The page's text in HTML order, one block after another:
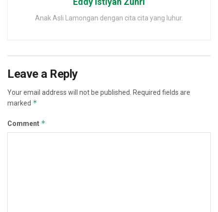
Anak Asli Lamongan dengan cita cita yang luhur.
Leave a Reply
Your email address will not be published.
Required fields are
marked *
Comment *